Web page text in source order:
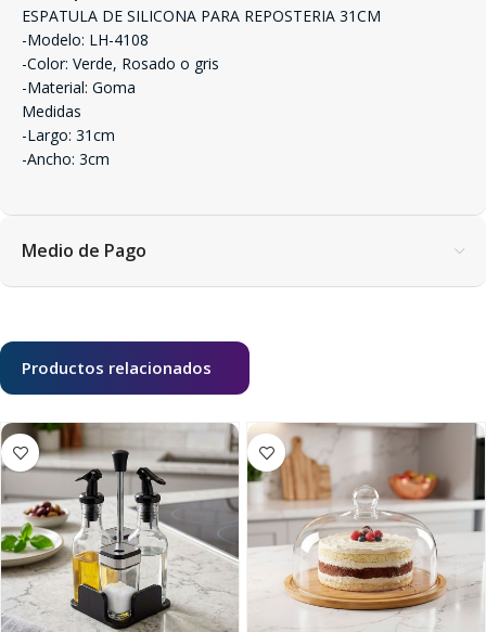
ESPATULA DE SILICONA PARA REPOSTERIA 31CM
-Modelo: LH-4108
-Color: Verde, Rosado o gris
-Material: Goma
Medidas
-Largo: 31cm
-Ancho: 3cm
Medio de Pago
Productos relacionados